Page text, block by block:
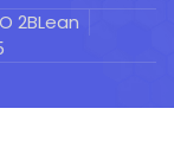
2BLean